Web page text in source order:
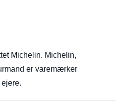
Michelin. Michelin,
er varemærker